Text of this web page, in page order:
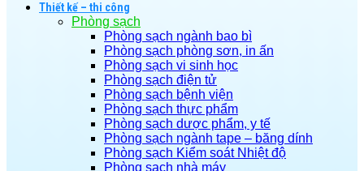
Thiết kế – thi công
Phòng sạch
Phòng sạch ngành bao bì
Phòng sạch phòng sơn, in ấn
Phòng sạch vi sinh học
Phòng sạch điện tử
Phòng sạch bệnh viện
Phòng sạch thực phẩm
Phòng sạch dược phẩm, y tế
Phòng sạch ngành tape – băng dính
Phòng sạch Kiểm soát Nhiệt độ
Phòng sạch nhà máy